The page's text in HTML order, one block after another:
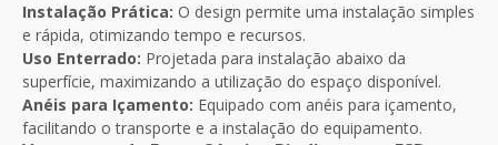
Instalação Prática: O design permite uma instalação simples
e rápida, otimizando tempo e recursos.
Uso Enterrado: Projetada para instalação abaixo da
superfície, maximizando a utilização do espaço disponível.
Anéis para Içamento: Equipado com anéis para içamento,
facilitando o transporte e a instalação do equipamento.